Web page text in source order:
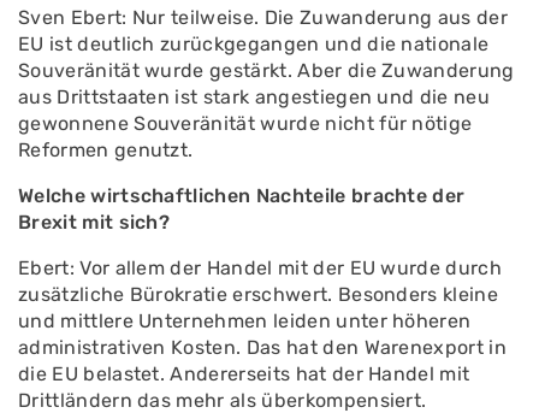
Sven Ebert: Nur teilweise. Die Zuwanderung aus der
EU ist deutlich zurückgegangen und die nationale
Souveränität wurde gestärkt. Aber die Zuwanderung
aus Drittstaaten ist stark angestiegen und die neu
gewonnene Souveränität wurde nicht für nötige
Reformen genutzt.
Welche wirtschaftlichen Nachteile brachte der
Brexit mit sich?
Ebert: Vor allem der Handel mit der EU wurde durch
zusätzliche Bürokratie erschwert. Besonders kleine
und mittlere Unternehmen leiden unter höheren
administrativen Kosten. Das hat den Warenexport in
die EU belastet. Andererseits hat der Handel mit
Drittländern das mehr als überkompensiert.